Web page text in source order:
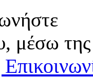
μέσω της